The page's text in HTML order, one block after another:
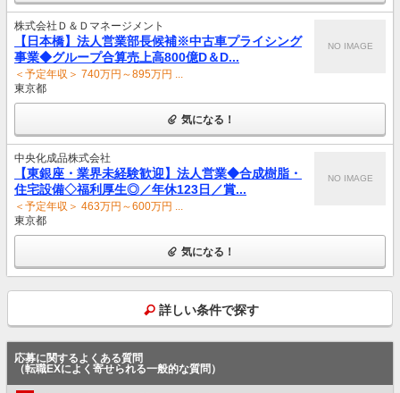
株式会社Ｄ＆Ｄマネージメント
【日本橋】法人営業部長候補※中古車プライシング
事業◆グループ合算売上高800億D＆D...
＜予定年収＞ 740万円～895万円 ...
東京都
NO IMAGE
気になる！
中央化成品株式会社
【東銀座・業界未経験歓迎】法人営業◆合成樹脂・
住宅設備◇福利厚生◎／年休123日／賞...
＜予定年収＞ 463万円～600万円 ...
東京都
NO IMAGE
気になる！
詳しい条件で探す
応募に関するよくある質問
（転職EXによく寄せられる一般的な質問）